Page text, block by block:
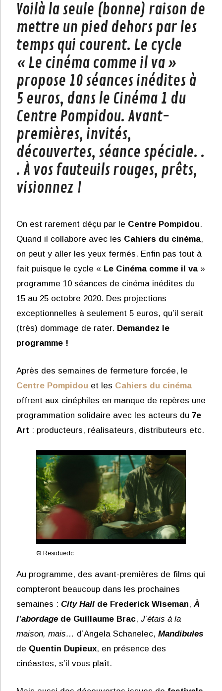
Voilà la seule (bonne) raison de
mettre un pied dehors par les
temps qui courent. Le cycle
« Le cinéma comme il va »
propose 10 séances inédites à
5 euros, dans le Cinéma 1 du
Centre Pompidou. Avant-
premières, invités,
découvertes, séance spéciale. .
. À vos fauteuils rouges, prêts,
visionnez !
On est rarement déçu par le Centre Pompidou.
Quand il collabore avec les Cahiers du cinéma,
on peut y aller les yeux fermés. Enfin pas tout à
fait puisque le cycle « Le Cinéma comme il va»
programme 10 séances de cinéma inédites du
15 au 25 octobre 2020. Des projections
exceptionnelles à seulement 5 euros, qu’il serait
(très) dommage de rater. Demandez le
programme !
Après des semaines de fermeture forcée, le
Centre Pompidou et les Cahiers du cinéma
offrent aux cinéphiles en manque de repères une
programmation solidaire avec les acteurs du 7e
Art : producteurs, réalisateurs, distributeurs etc.
© Residuedc
Au programme, des avant-premières de films qui
compteront beaucoup dans les prochaines
semaines : City Hallde Frederick Wiseman,À
l’abordagede Guillaume Brac, J’étais à la
maison, mais… d’Angela Schanelec, Mandibules
de Quentin Dupieux, en présence des
cinéastes, s’il vous plaît.